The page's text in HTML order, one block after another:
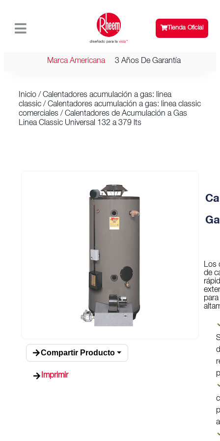
Tienda Oficial
Marca Americana 3 Años De Garantía
Inicio / Calentadores acumulación a gas: linea
classic / Calentadores acumulación a gas: linea classic
comerciales / Calentadores de Acumulación a Gas
Linea Classic Universal 132 a 379 lts
Compartir Producto
Imprimir
Los
de